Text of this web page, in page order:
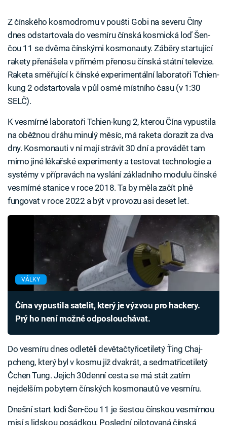
Z čínského kosmodromu v poušti Gobi na severu Číny
dnes odstartovala do vesmíru čínská kosmická loď Šen-
čou 11 se dvěma čínskými kosmonauty. Záběry startující
rakety přenášela v přímém přenosu čínská státní televize.
Raketa směřující k čínské experimentální laboratoři Tchien-
kung 2 odstartovala v půl osmé místního času (v 1:30
SELČ).
K vesmírné laboratoři Tchien-kung 2, kterou Čína vypustila
na oběžnou dráhu minulý měsíc, má raketa dorazit za dva
dny. Kosmonauti v ní mají strávit 30 dní a provádět tam
mimo jiné lékařské experimenty a testovat technologie a
systémy v přípravách na vyslání základního modulu čínské
vesmírné stanice v roce 2018. Ta by měla začít plně
fungovat v roce 2022 a být v provozu asi deset let.
VÁLKY
Čína vypustila satelit, který je výzvou pro hackery.
Prý ho není možné odposlouchávat.
Do vesmíru dnes odletěli devětačtyřicetiletý Ťing Chaj-
pcheng, který byl v kosmu již dvakrát, a sedmatřicetiletý
Čchen Tung. Jejich 30denní cesta se má stát zatím
nejdelším pobytem čínských kosmonautů ve vesmíru.
Dnešní start lodi Šen-čou 11 je šestou čínskou vesmírnou
misí s lidskou posádkou. Poslední pilotovaná čínská